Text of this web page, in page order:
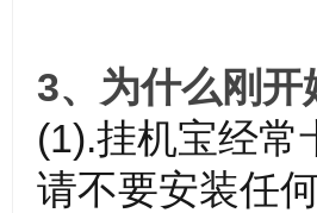
3、为什么刚
(1).挂机宝经常
请不要安装任